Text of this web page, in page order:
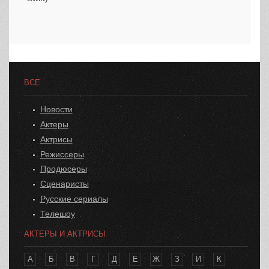
ВСЕ
Новости
Актеры
Актрисы
Режиссеры
Продюсеры
Сценаристы
Русские сериалы
Телешоу
АКТЕРЫ И АКТРИСЫ
А Б В Г Д Е Ж З И К